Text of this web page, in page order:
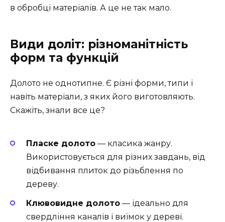
в обробці матеріалів. А це не так мало.
Види доліт: різноманітність
форм та функцій
Долото не однотипне. Є різні форми, типи і
навіть матеріали, з яких його виготовляють.
Скажіть, знали все це?
Пласке долото — класика жанру.
Використовується для різних завдань, від
відбивання плиток до різьблення по
дереву.
Клювовидне долото — ідеально для
свердління каналів і виїмок у дереві.